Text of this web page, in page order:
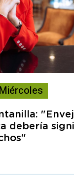
Miércoles
debería